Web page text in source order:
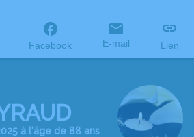
Facebook E-mail Lien
à l'âge de 88 ans